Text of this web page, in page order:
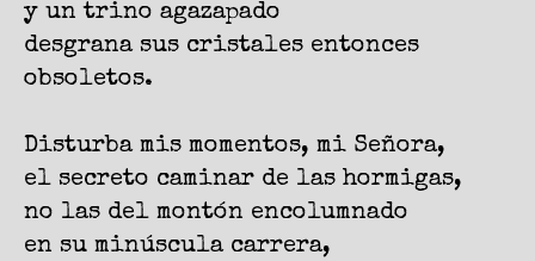
y un trino agazapado
desgrana sus cristales entonces
obsoletos.
Disturba mis momentos, mi Señora,
el secreto caminar de las hormigas,
no las del montón encolumnado
en su minúscula carrera,